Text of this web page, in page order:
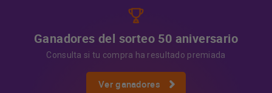
Ganadores del sorteo 50 aniversario
Consulta si tu compra ha resultado premiada
Ver ganadores